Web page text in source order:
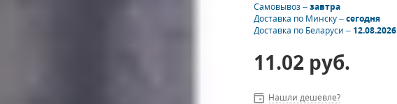
Самовывоз –завтра
Доставка по Минску –сегодня
Доставка по Беларуси –12.08.2026
11.02 руб.
Нашли дешевле?